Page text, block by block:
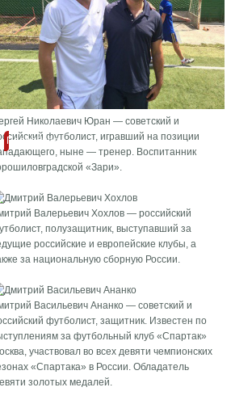
Николаевич Юран — советский и
футболист, игравший на позиции
ныне — тренер. Воспитанник
«Зари».
Валерьевич Хохлов — российский
полузащитник, выступавший за
российские и европейские клубы, а
за национальную сборную России.
Васильевич Ананко — советский и
футболист, защитник. Известен по
за футбольный клуб «Спартак»
участвовал во всех девяти чемпионских
«Спартака» в России. Обладатель
золотых медалей.
Подробнее